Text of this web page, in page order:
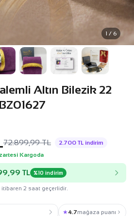
1 / 6
Altın Bilezik 22
72.899,99 TL
2.700 TL indirim
Kargoda
TL %10 indirim
itibaren 2 saat geçerlidir.
★4.7mağaza puanı